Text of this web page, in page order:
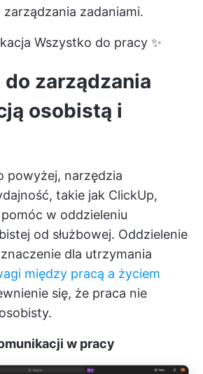
zadaniami.
Wszystko do pracy ✨
zarządzania
osobistą i
powyżej, narzędzia
takie jak ClickUp,
w oddzieleniu
od służbowej. Oddzielenie
dla utrzymania
między pracą a życiem
się, że praca nie
w pracy